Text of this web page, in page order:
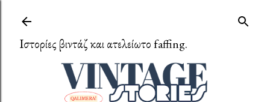
Ιστορίες βιντάζ και ατελείωτο faffing.